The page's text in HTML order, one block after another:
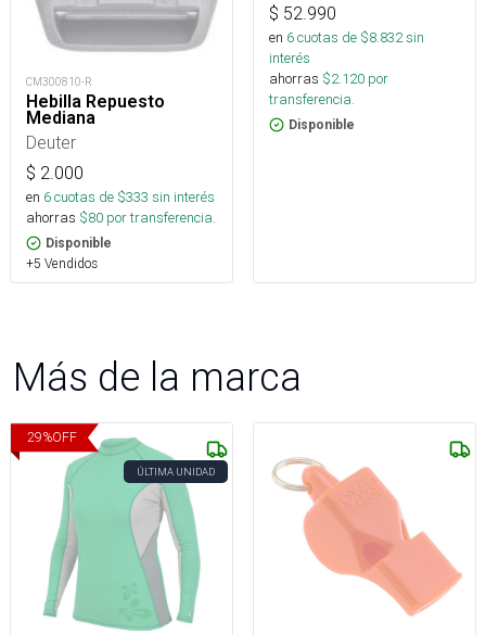
CM300810-R
Hebilla Repuesto
Mediana
Deuter
$ 2.000
en 6cuotas de $333 sin interés
ahorras $80 por transferencia.
Disponible
+5 Vendidos
$ 52.990
en 6cuotas de $8.832sin
interés
ahorras $2.120 por
transferencia.
Disponible
Más de la marca
29%OFF
ÚLTIMA UNIDAD